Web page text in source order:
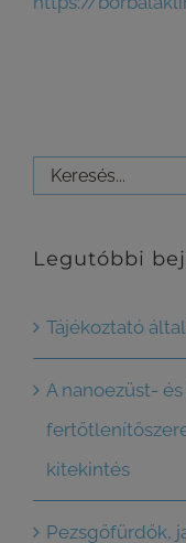
Keresés...
Legutóbbi
Tájékoztató
A nanoezüst-
kitekintés
Pezsgőfürdők,